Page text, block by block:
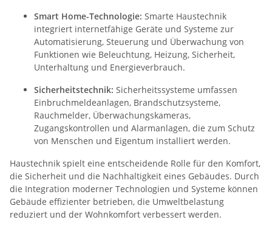
Smart Home-Technologie: Smarte Haustechnik
integriert internetfähige Geräte und Systeme zur
Automatisierung, Steuerung und Überwachung von
Funktionen wie Beleuchtung, Heizung, Sicherheit,
Unterhaltung und Energieverbrauch.
Sicherheitstechnik: Sicherheitssysteme umfassen
Einbruchmeldeanlagen, Brandschutzsysteme,
Rauchmelder, Überwachungskameras,
Zugangskontrollen und Alarmanlagen, die zum Schutz
von Menschen und Eigentum installiert werden.
Haustechnik spielt eine entscheidende Rolle für den Komfort,
die Sicherheit und die Nachhaltigkeit eines Gebäudes. Durch
die Integration moderner Technologien und Systeme können
Gebäude effizienter betrieben, die Umweltbelastung
reduziert und der Wohnkomfort verbessert werden.